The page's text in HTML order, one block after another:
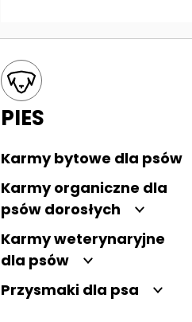
Mapa kategorii
PIES
Karmy bytowe dla psów
Karmy organiczne dla
psów dorosłych
Karmy weterynaryjne
dla psów
Przysmaki dla psa